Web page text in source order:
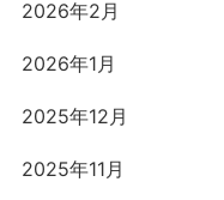
2026年2月
2026年1月
2025年12月
2025年11月